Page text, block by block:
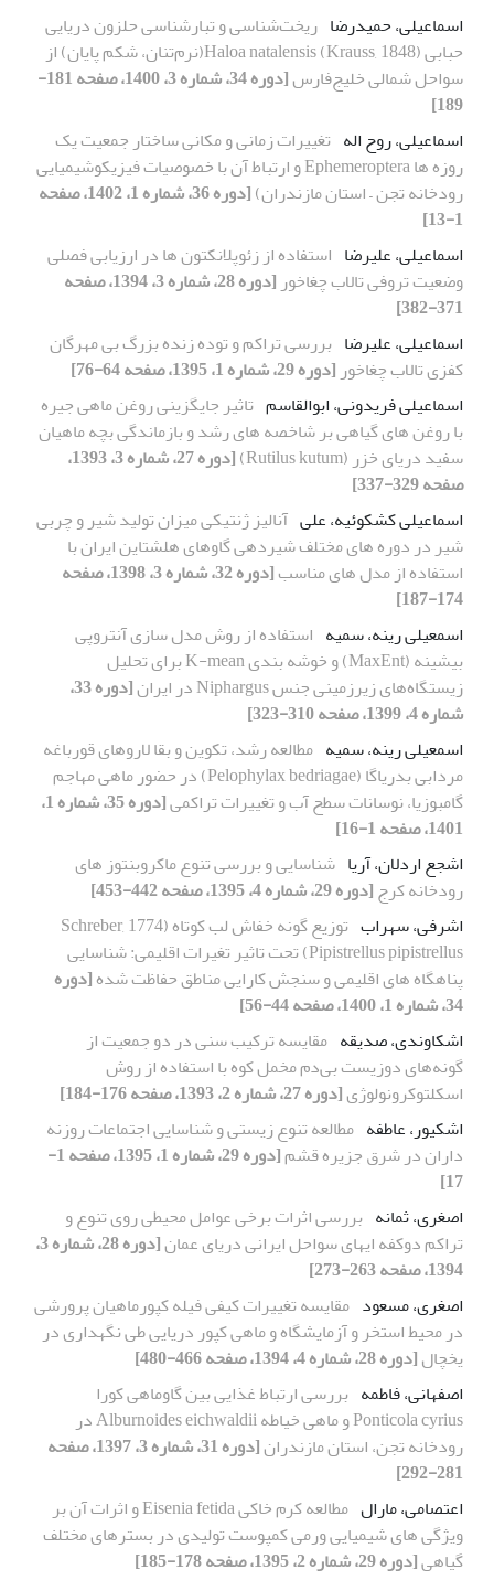
اسماعیلی، حمیدرضا ریخت‌شناسی و تبارشناسی حلزون دریایی
حبابی Haloa natalensis (Krauss, 1848)(نرم‌تنان، شکم پایان) از
سواحل شمالی خلیج‌فارس
[دوره 34، شماره 3، 1400، صفحه 181-
189]
اسماعیلی، روح اله تغییرات زمانی و مکانی ساختار جمعیت یک
روزه ها Ephemeroptera و ارتباط آن با خصوصیات فیزیکوشیمیایی
رودخانه تجن – استان مازندران)
[دوره 36، شماره 1، 1402، صفحه
1-13]
اسماعیلی، علیرضا استفاده از زئوپلانکتون ها در ارزیابی فصلی
وضعیت تروفی تالاب چغاخور
[دوره 28، شماره 3، 1394، صفحه
371-382]
اسماعیلی، علیرضا بررسی تراکم و توده زنده بزرگ بی مهرگان
کفزی تالاب چغاخور [دوره 29، شماره 1، 1395، صفحه 64-76]
اسماعیلی فریدونی، ابوالقاسم تاثیر جایگزینی روغن ماهی جیره
با روغن های گیاهی بر شاخصه های رشد و بازماندگی بچه ماهیان
سفید دریای خزر (Rutilus kutum)
[دوره 27، شماره 3، 1393،
صفحه 329-337]
اسماعیلی کشکوئیه، علی آنالیز ژنتیکی میزان تولید شیر و چربی
شیر در دوره های مختلف شیردهی گاوهای هلشتاین ایران با
استفاده از مدل های مناسب
[دوره 32، شماره 3، 1398، صفحه
174-187]
اسمعیلی رینه، سمیه استفاده از روش مدل سازی آنتروپی
بیشینه (MaxEnt) و خوشه بندی K-mean برای تحلیل
زیستگاه‌های زیرزمینی جنس Niphargus در ایران
[دوره 33،
شماره 4، 1399، صفحه 310-323]
اسمعیلی رینه، سمیه مطالعه رشد، تکوین و بقا لاروهای قورباغه
مردابی بدریاگا (Pelophylax bedriagae) در حضور ماهی مهاجم
گامبوزیا، نوسانات سطح آب و تغییرات تراکمی
[دوره 35، شماره 1،
1401، صفحه 1-16]
اشجع اردلان، آریا شناسایی و بررسی تنوع ماکروبنتوز های
رودخانه کرج[دوره 29، شماره 4، 1395، صفحه 442-453]
اشرفی، سهراب
توزیع گونه خفاش لب کوتاه Schreber, 1774)
Pipistrellus pipistrellus) تحت تاثیر تغیرات اقلیمی: شناسایی
پناهگاه های اقلیمی و سنجش کارایی مناطق حفاظت شده[دوره
34، شماره 1، 1400، صفحه 44-56]
اشکاوندی، صدیقه مقایسه ترکیب سنی در دو جمعیت از
گونه‌های دوزیست بی‌دم مخمل کوه با استفاده از روش
اسکلتوکرونولوژی[دوره 27، شماره 2، 1393، صفحه 176-184]
اشکیور، عاطفه مطالعه تنوع زیستی و شناسایی اجتماعات روزنه
داران در شرق جزیره قشم
[دوره 29، شماره 1، 1395، صفحه 1-
17]
اصغری، ثمانه بررسی اثرات برخی عوامل محیطی روی تنوع و
تراکم دوکفه ایهای سواحل ایرانی دریای عمان
[دوره 28، شماره 3،
1394، صفحه 263-273]
اصغری، مسعود مقایسه تغییرات کیفی فیله کپورماهیان پرورشی
در محیط استخر و آزمایشگاه و ماهی کپور دریایی طی نگهداری در
یخچال[دوره 28، شماره 4، 1394، صفحه 466-480]
اصفهانی، فاطمه بررسی ارتباط غذایی بین گاوماهی کورا
Ponticola cyrius و ماهی خیاطه Alburnoides eichwaldii در
رودخانه تجن، استان مازندران
[دوره 31، شماره 3، 1397، صفحه
281-292]
اعتصامی، مارال
مطالعه کرم خاکی Eisenia fetida و اثرات آن بر
ویژگی های شیمیایی ورمی کمپوست تولیدی در بسترهای مختلف
گیاهی[دوره 29، شماره 2، 1395، صفحه 178-185]